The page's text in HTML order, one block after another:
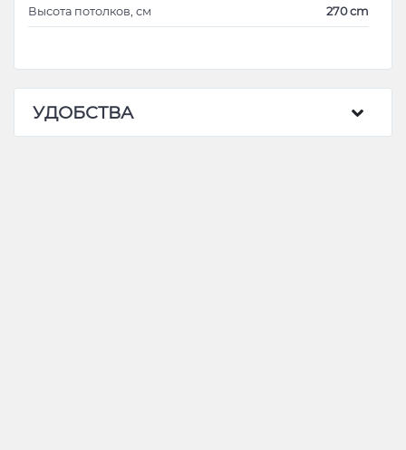
necesita conectare la căldură deoarece la -7 ,
-15grade,în apartament sunt + 19 ,20 grade cu plus
Высота потолков, см 270 cm
УДОБСТВА